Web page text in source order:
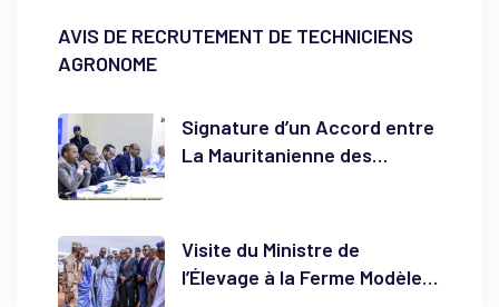
AVIS DE RECRUTEMENT DE TECHNICIENS
AGRONOME
Signature d’un Accord entre
La Mauritanienne des
Produits Laitiers pour
Renforcer le Bassin Laitier
du Hodh El Chargui
Visite du Ministre de
l’Élevage à la Ferme Modèle